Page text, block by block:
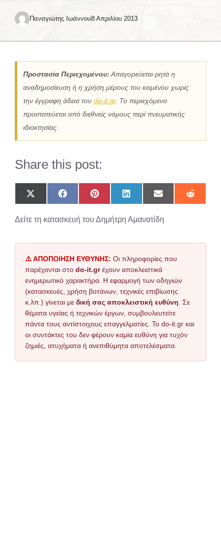
Παναγιώτης Ιωάννου8 Απριλίου 2013
Προστασία Περιεχομένου: Απαγορεύεται ρητά η
αναδημοσίευση ή η χρήση μέρους του κειμένου χωρίς
την έγγραφη άδεια του do-it.gr. Το περιεχόμενο
προστατεύεται από διεθνείς νόμους περί πνευματικής
ιδιοκτησίας.
Share this post:
Share
on
(Twitter)
Share
on
Share
on
Share
on
Share
on
Share
on
Δείτε τη κατασκευή του Δημήτρη Αμανατίδη
⚠️ ΑΠΟΠΟΙΗΣΗ ΕΥΘΥΝΗΣ: Οι πληροφορίες που
παρέχονται στο do-it.grέχουν αποκλειστικά
ενημερωτικό χαρακτήρα. Η εφαρμογή των οδηγιών
(κατασκευές, χρήση βοτάνων, τεχνικές επιβίωσης
κ.λπ.) γίνεται με δική σας αποκλειστική ευθύνη . Σε
θέματα υγείας ή τεχνικών έργων, συμβουλευτείτε
πάντα τους αντίστοιχους επαγγελματίες. Το do-it.gr και
οι συντάκτες του δεν φέρουν καμία ευθύνη για τυχόν
ζημιές, ατυχήματα ή ανεπιθύμητα αποτελέσματα.